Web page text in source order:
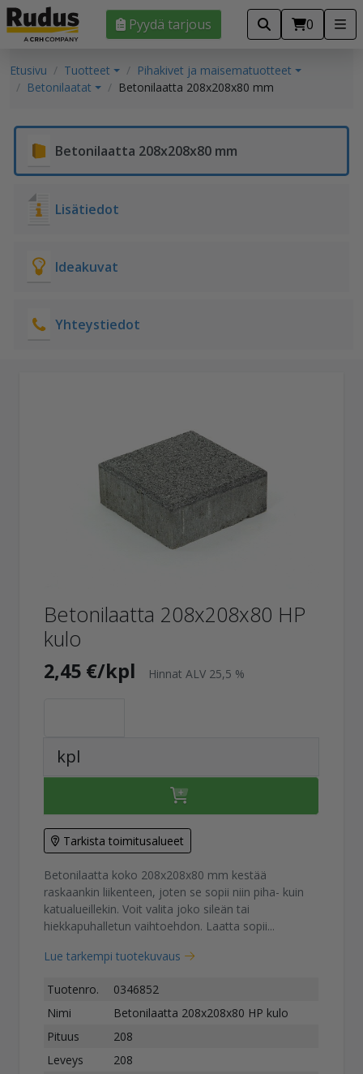
Pyydä tarjous 0
Etusivu Tuotteet
Pihakivet ja maisematuotteet
Betonilaatat
Betonilaatta 208x208x80 mm
Betonilaatta 208x208x80 mm
Lisätiedot
Ideakuvat
Yhteystiedot
Betonilaatta 208x208x80 HP
kulo
2,45 €/kpl Hinnat ALV 25,5 %
kpl
Tarkista toimitusalueet
Betonilaatta koko 208x208x80 mm kestää
raskaankin liikenteen, joten se sopii niin piha- kuin
katualueillekin. Voit valita joko sileän tai
hiekkapuhalletun vaihtoehdon. Laatta sopii...
Lue tarkempi tuotekuvaus
Tuotenro.
0346852
Nimi
Betonilaatta 208x208x80 HP kulo
Pituus
208
Leveys
208